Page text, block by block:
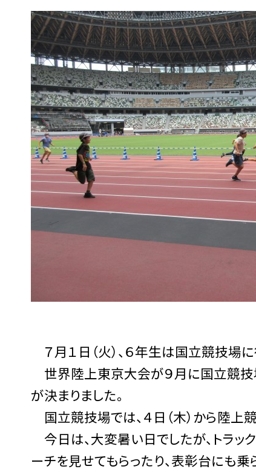
７月１日（火）、６年生は国立競技場に
世界陸上東京大会が９月に国立競技
が決まりました。
国立競技場では、４日（木）から陸上
今日は、大変暑い日でしたが、トラッ
ーチを見せてもらったり、表彰台にも